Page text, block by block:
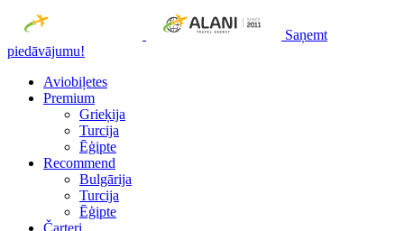
Saņemt
piedāvājumu!
Aviobiļetes
Premium
Grieķija
Turcija
Ēģipte
Recommend
Bulgārija
Turcija
Ēģipte
Čarteri